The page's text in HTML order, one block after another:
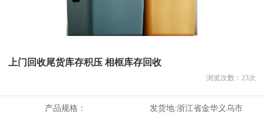
上门回收尾货库存积压 相框库存回收
浏览次数： 23次
产品规格： 发货地:浙江省金华义乌市